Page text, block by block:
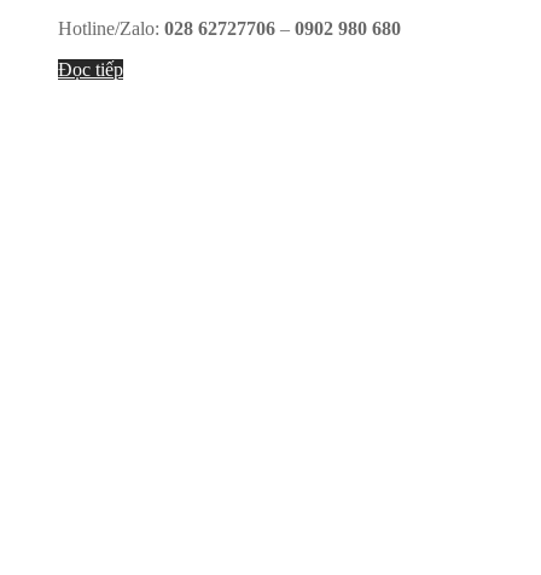
Hotline/Zalo: 028 62727706 – 0902 980 680
Đọc tiếp